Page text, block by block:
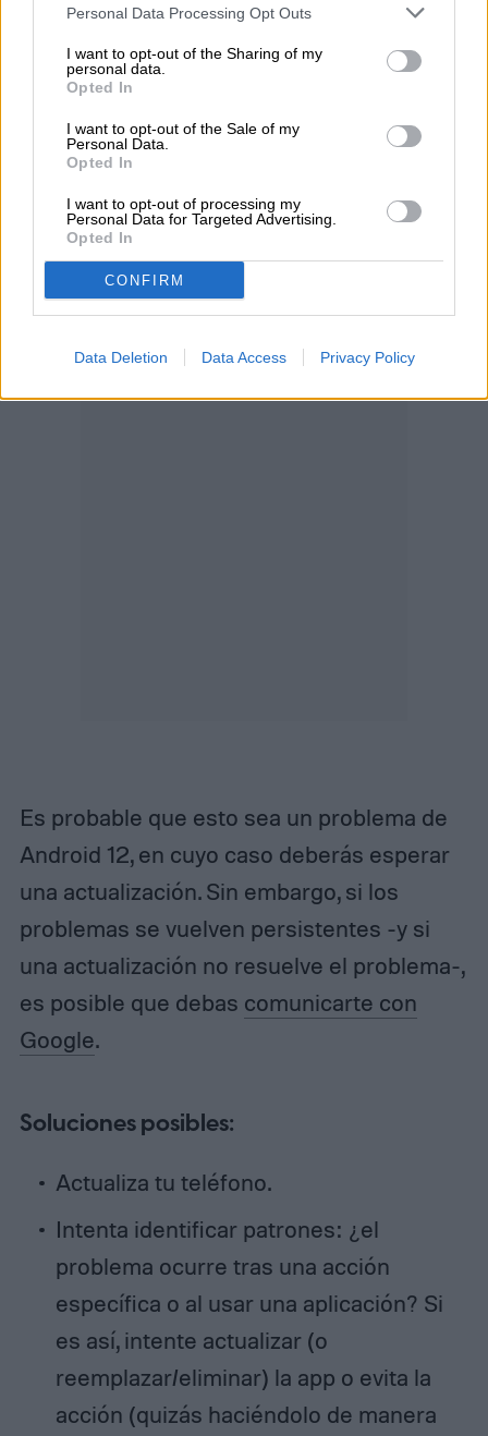
Personal Data Processing Opt Outs
I want to opt-out of the Sharing of my
personal data.
Opted In
I want to opt-out of the Sale of my
Personal Data.
Opted In
I want to opt-out of processing my
Personal Data for Targeted Advertising.
Opted In
CONFIRM
Data Deletion Data Access Privacy Policy
Es probable que esto sea un problema de
Android 12, en cuyo caso deberás esperar
una actualización. Sin embargo, si los
problemas se vuelven persistentes -y si
una actualización no resuelve el problema-,
es posible que debas comunicarte con
Google.
Soluciones posibles:
Actualiza tu teléfono.
Intenta identificar patrones: ¿el
problema ocurre tras una acción
específica o al usar una aplicación? Si
es así, intente actualizar (o
reemplazar/eliminar) la app o evita la
acción (quizás haciéndolo de manera